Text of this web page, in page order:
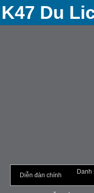
K47 Du
Diễn đàn chính
Danh